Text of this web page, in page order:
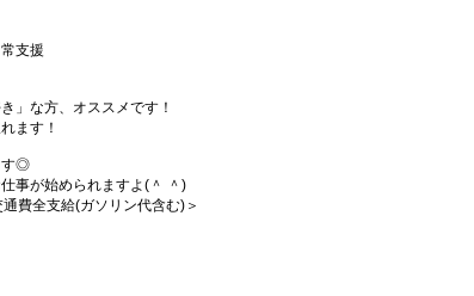
支援
」な方、オススメです！
ます！
す◎
事が始められますよ(＾ ＾)
費全支給(ガソリン代含む)＞